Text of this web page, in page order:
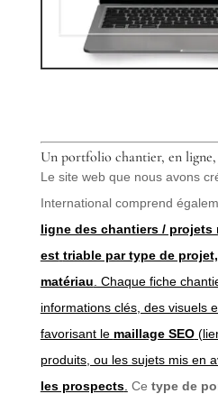
Un portfolio chantier, en
Le site web que nous avons
International comprend
ligne des chantiers / projets
est triable par type de
matériau . Chaque fiche
informations clés, des visuels
favorisant le maillage SEO
produits, ou les sujets mis en
les prospects. Ce type de